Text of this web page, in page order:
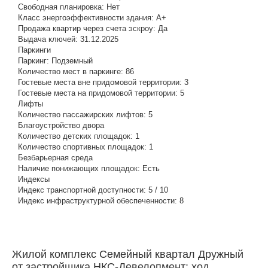
Свободная планировка: Нет
Класс энергоэффективности здания: A+
Продажа квартир через счета эскроу: Да
Выдача ключей: 31.12.2025
Паркинги
Паркинг: Подземный
Количество мест в паркинге: 86
Гостевые места вне придомовой территории: 3
Гостевые места на придомовой территории: 5
Лифты
Количество пассажирских лифтов: 5
Благоустройство двора
Количество детских площадок: 1
Количество спортивных площадок: 1
Безбарьерная среда
Наличие понижающих площадок: Есть
Индексы
Индекс транспортной доступности: 5 / 10
Индекс инфраструктурной обеспеченности: 8
Жилой комплекс Семейный квартал Дружный